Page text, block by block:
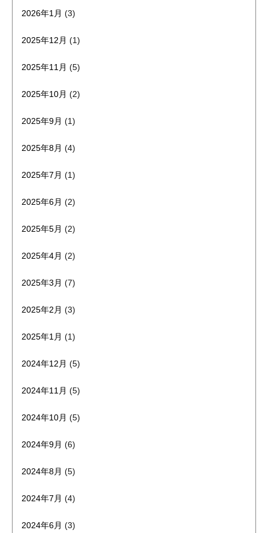
2026年1月 (3)
2025年12月 (1)
2025年11月 (5)
2025年10月 (2)
2025年9月 (1)
2025年8月 (4)
2025年7月 (1)
2025年6月 (2)
2025年5月 (2)
2025年4月 (2)
2025年3月 (7)
2025年2月 (3)
2025年1月 (1)
2024年12月 (5)
2024年11月 (5)
2024年10月 (5)
2024年9月 (6)
2024年8月 (5)
2024年7月 (4)
2024年6月 (3)